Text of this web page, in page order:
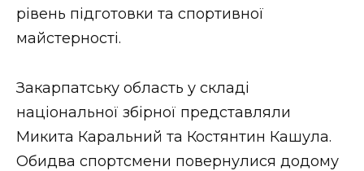
рівень підготовки та спортивної
майстерності.
Закарпатську область у складі
національної збірної представляли
Микита Каральний та Костянтин Кашула.
Обидва спортсмени повернулися додому